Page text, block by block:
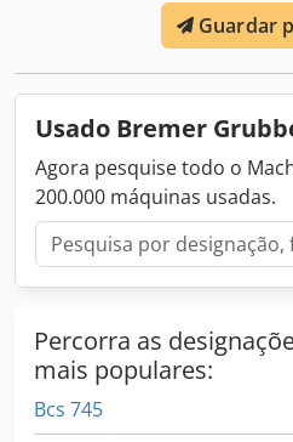
Guardar
Usado Bremer
Agora pesquise todo o
200.000 máquinas usadas.
Percorra as
mais populares:
Bcs 745